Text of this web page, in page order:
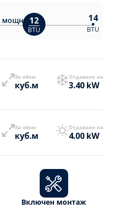
мощности:
12
BTU
14
BTU
За обем
куб.м
Отдаване на
3.40 kW
За обем
куб.м
Отдаване на
4.00 kW
Включен монтаж